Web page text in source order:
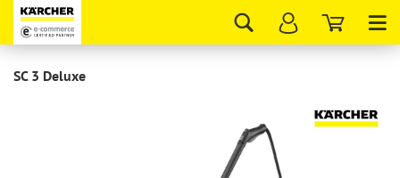
SC 3 Deluxe